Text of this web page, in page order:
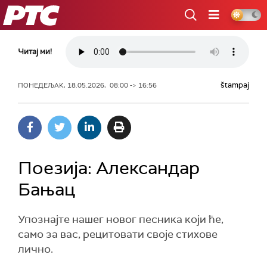
РТС
Читај ми!
ПОНЕДЕЉАК, 18.05.2026, 08:00 -> 16:56 štampaj
Поезија: Александар
Бањац
Упознајте нашег новог песника који ће,
само за вас, рецитовати своје стихове
лично.